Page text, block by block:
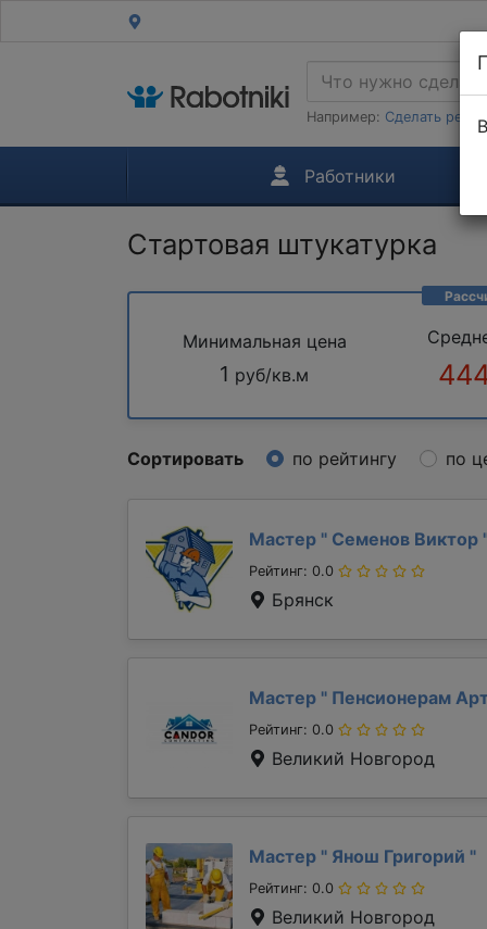
Например: Сделать
Работники
Стартовая штукатурка
Минимальная цена
1 руб/кв.м
Сортировать по рейтингу по
Мастер " Семенов Виктор
Рейтинг: 0.0
Брянск
Мастер " Пенсионерам
Рейтинг: 0.0
Великий Новгород
Мастер " Янош Григорий "
Рейтинг: 0.0
Великий Новгород